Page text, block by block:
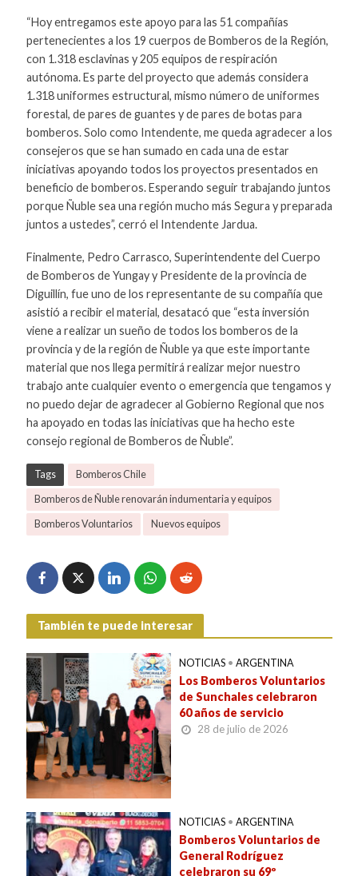
“Hoy entregamos este apoyo para las 51 compañías
pertenecientes a los 19 cuerpos de Bomberos de la Región,
con 1.318 esclavinas y 205 equipos de respiración
autónoma. Es parte del proyecto que además considera
1.318 uniformes estructural, mismo número de uniformes
forestal, de pares de guantes y de pares de botas para
bomberos. Solo como Intendente, me queda agradecer a los
consejeros que se han sumado en cada una de estar
iniciativas apoyando todos los proyectos presentados en
beneficio de bomberos. Esperando seguir trabajando juntos
porque Ñuble sea una región mucho más Segura y preparada
juntos a ustedes”, cerró el Intendente Jardua.
Finalmente, Pedro Carrasco, Superintendente del Cuerpo
de Bomberos de Yungay y Presidente de la provincia de
Diguillín, fue uno de los representante de su compañía que
asistió a recibir el material, desatacó que “esta inversión
viene a realizar un sueño de todos los bomberos de la
provincia y de la región de Ñuble ya que este importante
material que nos llega permitirá realizar mejor nuestro
trabajo ante cualquier evento o emergencia que tengamos y
no puedo dejar de agradecer al Gobierno Regional que nos
ha apoyado en todas las iniciativas que ha hecho este
consejo regional de Bomberos de Ñuble”.
Tags Bomberos Chile
Bomberos de Ñuble renovarán indumentaria y equipos
Bomberos Voluntarios Nuevos equipos
También te puede interesar
NOTICIAS • ARGENTINA
Los Bomberos Voluntarios
de Sunchales celebraron
60 años de servicio
28 de julio de 2026
NOTICIAS • ARGENTINA
Bomberos Voluntarios de
General Rodríguez
celebraron su 69º